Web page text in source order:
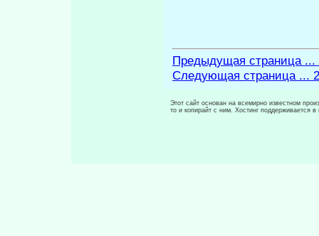
Предыдущая страница ...
Следующая страница ...
Этот сайт основан на всемирно известном
то и копирайт с ним. Хостинг поддерживается